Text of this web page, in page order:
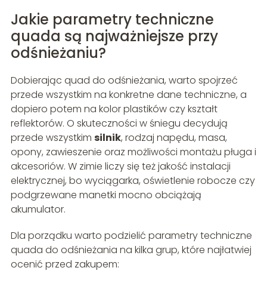
Jakie parametry techniczne
quada są najważniejsze przy
odśnieżaniu?
Dobierając quad do odśnieżania, warto spojrzeć
przede wszystkim na konkretne dane techniczne, a
dopiero potem na kolor plastików czy kształt
reflektorów. O skuteczności w śniegu decydują
przede wszystkim silnik, rodzaj napędu, masa,
opony, zawieszenie oraz możliwości montażu pługa i
akcesoriów. W zimie liczy się też jakość instalacji
elektrycznej, bo wyciągarka, oświetlenie robocze czy
podgrzewane manetki mocno obciążają
akumulator.
Dla porządku warto podzielić parametry techniczne
quada do odśnieżania na kilka grup, które najłatwiej
ocenić przed zakupem: